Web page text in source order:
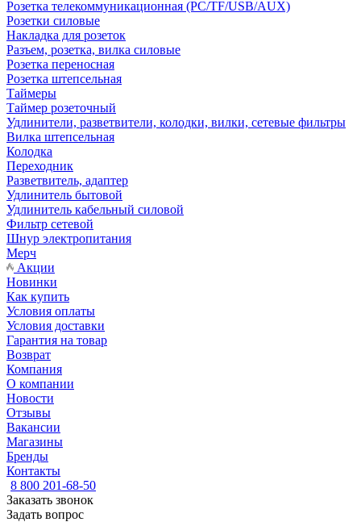
Розетка телекоммуникационная (PC/TF/USB/AUX)
Розетки силовые
Накладка для розеток
Разъем, розетка, вилка силовые
Розетка переносная
Розетка штепсельная
Таймеры
Таймер розеточный
Удлинители, разветвители, колодки, вилки, сетевые фильтры
Вилка штепсельная
Колодка
Переходник
Разветвитель, адаптер
Удлинитель бытовой
Удлинитель кабельный силовой
Фильтр сетевой
Шнур электропитания
Мерч
Акции
Новинки
Как купить
Условия оплаты
Условия доставки
Гарантия на товар
Возврат
Компания
О компании
Новости
Отзывы
Вакансии
Магазины
Бренды
Контакты
8 800 201-68-50
Заказать звонок
Задать вопрос